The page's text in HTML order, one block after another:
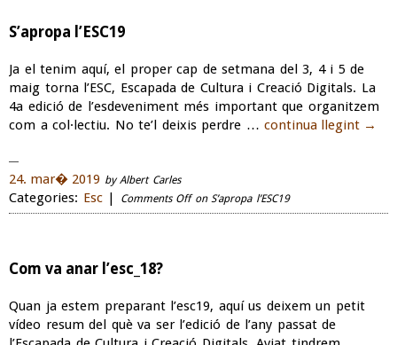
S’apropa l’ESC19
Ja el tenim aquí, el proper cap de setmana del 3, 4 i 5 de
maig torna l’ESC, Escapada de Cultura i Creació Digitals. La
4a edició de l’esdeveniment més important que organitzem
com a col·lectiu. No te’l deixis perdre … continua llegint →
24. mar� 2019 by Albert Carles
Categories: Esc| Comments Offon S’apropa l’ESC19
Com va anar l’esc_18?
Quan ja estem preparant l’esc19, aquí us deixem un petit
vídeo resum del què va ser l’edició de l’any passat de